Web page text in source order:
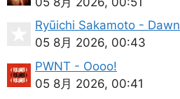
Ryūichi Sakamoto - Dawn
05 8月 2026, 00:43
PWNT - Oooo!
05 8月 2026, 00:41